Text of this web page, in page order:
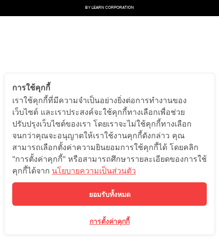
BY LEARN CORPORATION
การใช้คุกกี้
เราใช้คุกกี้ที่มีความจำเป็นอย่างยิ่งต่อการทำงานของ
เว็บไซต์ และเราประสงค์จะใช้คุกกี้ทางเลือกเพื่อช่วย
ปรับปรุงเว็บไซต์ของเรา โดยเราจะไม่ใช้คุกกี้ทางเลือก
จนกว่าคุณจะอนุญาตให้เราใช้งานคุกกี้ดังกล่าว คุณ
สามารถเลือกตั้งค่าความยินยอมการใช้คุกกี้ได้ โดยคลิก
"การตั้งค่าคุกกี้" หรือสามารถศึกษารายละเอียดของการใช้
คุกกี้ได้จาก นโยบายความเป็นส่วนตัว
ยอมรับทั้งหมด
การตั้งค่าคุกกี้